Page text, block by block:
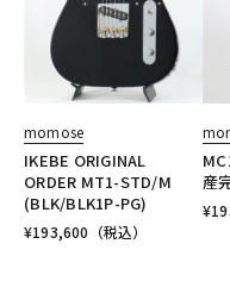
momose
IKEBE ORIGINAL
ORDER MT1-STD/M
(BLK/BLK1P-PG)
¥193,600 （税込）
産
¥